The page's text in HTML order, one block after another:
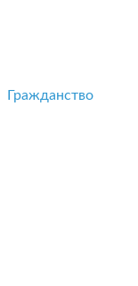
Гражданство